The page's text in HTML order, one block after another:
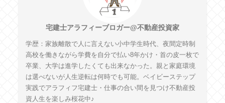
宅建士アラフィーブロガー@不動産投資家
学歴：家族離散で人に言えない小中学生時代、夜間定時制
高校を働きながら学費を自分で払い8年かけ・首の皮一枚で
卒業、大学は進学したくても出来なかった。親と家庭環境
は選べないが人生逆転は何時でも可能。ベイビーステップ
実践でアラフィフ宅建士・仕事の合い間を見つけ不動産投
資人生を楽しみ桜花中♪